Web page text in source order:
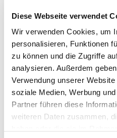
Diese Webseite verwendet
Wir verwenden Cookies, um
personalisieren, Funktionen
zu können und die Zugriffe
analysieren. Außerdem
Verwendung unserer
soziale Medien, Werbung
Partner führen diese
weiteren Daten zusammen,
findest du kostenfreie
Meditationsübungen
psychologischen
Patientenservice
können dich bei
unterstützen.
Hier findest du noch mehr